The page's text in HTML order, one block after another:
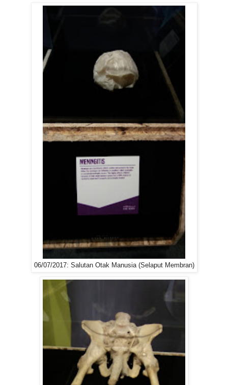
06/07/2017: Salutan Otak Manusia (Selaput Membran)